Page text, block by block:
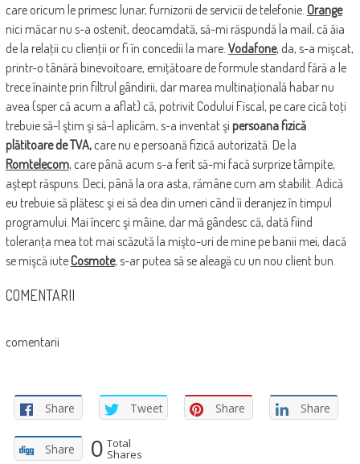
care oricum le primesc lunar, furnizorii de servicii de telefonie. Orange
nici măcar nu s-a ostenit, deocamdată, să-mi răspundă la mail, că ăia
de la relaţii cu clienţii or fi în concedii la mare. Vodafone, da, s-a mişcat,
printr-o tânără binevoitoare, emiţătoare de formule standard fără a le
trece înainte prin filtrul gândirii, dar marea multinaţională habar nu
avea (sper că acum a aflat) că, potrivit Codului Fiscal, pe care cică toţi
trebuie să-l ştim şi să-l aplicăm, s-a inventat şi persoana fizică
plătitoare de TVA, care nu e persoană fizică autorizată. De la
Romtelecom, care până acum s-a ferit să-mi facă surprize tâmpite,
aştept răspuns. Deci, până la ora asta, rămâne cum am stabilit. Adică
eu trebuie să plătesc şi ei să dea din umeri când îi deranjez în timpul
programului. Mai încerc şi mâine, dar mă gândesc că, dată fiind
toleranţa mea tot mai scăzută la mişto-uri de mine pe banii mei, dacă
se mişcă iute Cosmote, s-ar putea să se aleagă cu un nou client bun.
COMENTARII
comentarii
Share Tweet Share Share
Share 0 Total
Shares